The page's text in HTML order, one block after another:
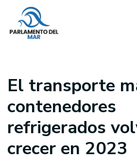
contenido
El transporte
contenedores
refrigerados
crecer en 2023